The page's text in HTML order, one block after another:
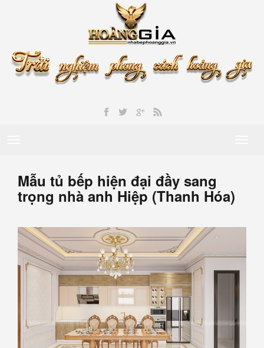
Mẫu tủ bếp hiện đại đầy sang
trọng nhà anh Hiệp (Thanh Hóa)